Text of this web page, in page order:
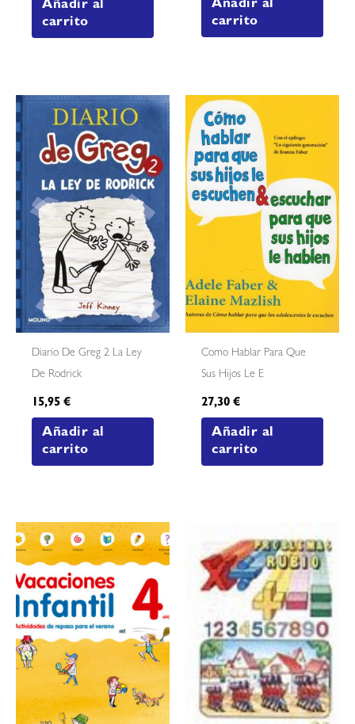
Añadir al
carrito
Añadir al
carrito
Diario De Greg 2 La Ley
De Rodrick
15,95€
Añadir al
carrito
Como Hablar Para Que
Sus Hijos Le E
27,30€
Añadir al
carrito